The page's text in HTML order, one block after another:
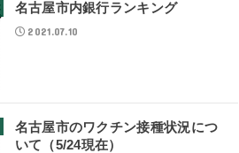
名古屋市内銀行ランキング
2021.07.10
名古屋市のワクチン接種状況につ
いて（5/24現在）